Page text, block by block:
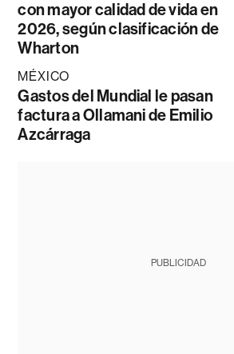
con mayor calidad de vida en
2026, según clasificación de
Wharton
MÉXICO
Gastos del Mundial le pasan
factura a Ollamani de Emilio
Azcárraga
PUBLICIDAD